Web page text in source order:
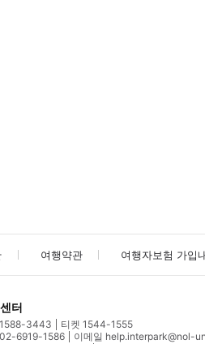
여행약관 여행자보험 가입
터
3443
티켓 1544-1555
6919-1586
이메일 help.interpark@nol-